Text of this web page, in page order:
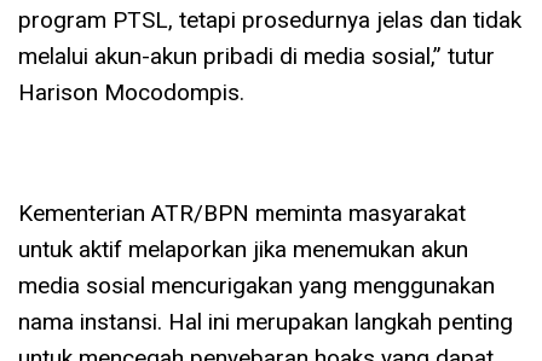
program PTSL, tetapi prosedurnya jelas dan tidak
melalui akun-akun pribadi di media sosial,” tutur
Harison Mocodompis.
Kementerian ATR/BPN meminta masyarakat
untuk aktif melaporkan jika menemukan akun
media sosial mencurigakan yang menggunakan
nama instansi. Hal ini merupakan langkah penting